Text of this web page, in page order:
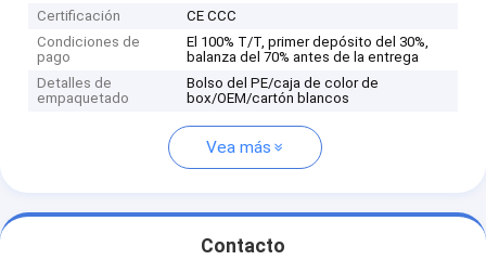
Certificación
CE CCC
Condiciones de
pago
El 100% T/T, primer depósito del 30%,
balanza del 70% antes de la entrega
Detalles de
empaquetado
Bolso del PE/caja de color de
box/OEM/cartón blancos
Vea más
Contacto